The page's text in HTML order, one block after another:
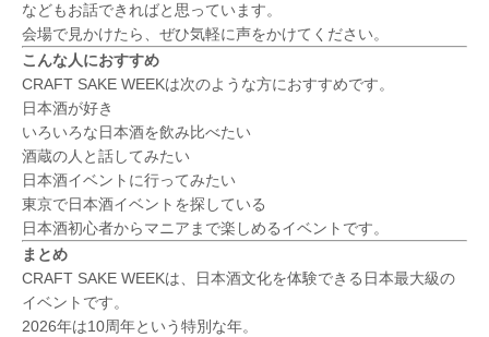
などもお話できればと思っています。
会場で見かけたら、ぜひ気軽に声をかけてください。
こんな人におすすめ
CRAFT SAKE WEEKは次のような方におすすめです。
日本酒が好き
いろいろな日本酒を飲み比べたい
酒蔵の人と話してみたい
日本酒イベントに行ってみたい
東京で日本酒イベントを探している
日本酒初心者からマニアまで楽しめるイベントです。
まとめ
CRAFT SAKE WEEKは、日本酒文化を体験できる日本最大級の
イベントです。
2026年は10周年という特別な年。